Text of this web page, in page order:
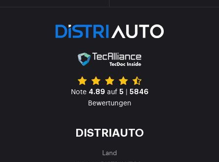
Note 4.89 auf 5 | 5846
Bewertungen
DISTRIAUTO
Land